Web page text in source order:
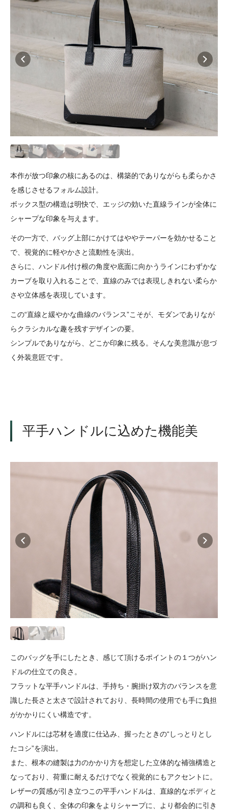
本作が放つ印象の核にあるのは、構築的でありながらも柔らかさ
を感じさせるフォルム設計。
ボックス型の構造は明快で、エッジの効いた直線ラインが全体に
シャープな印象を与えます。
その一方で、バッグ上部にかけてはややテーパーを効かせること
で、視覚的に軽やかさと流動性を演出。
さらに、ハンドル付け根の角度や底面に向かうラインにわずかな
カーブを取り入れることで、直線のみでは表現しきれない柔らか
さや立体感を表現しています。
この“直線と緩やかな曲線のバランス”こそが、モダンでありなが
らクラシカルな趣を残すデザインの要。
シンプルでありながら、どこか印象に残る。そんな美意識が息づ
く外装意匠です。
平手ハンドルに込めた機能美
このバッグを手にしたとき、感じて頂けるポイントの１つがハン
ドルの仕立ての良さ。
フラットな平手ハンドルは、手持ち・腕掛け双方のバランスを意
識した長さと太さで設計されており、長時間の使用でも手に負担
がかかりにくい構造です。
ハンドルには芯材を適度に仕込み、握ったときの“しっとりとし
たコシ”を演出。
また、根本の縫製は力のかかり方を想定した立体的な補強構造と
なっており、荷重に耐えるだけでなく視覚的にもアクセントに。
レザーの質感が引き立つこの平手ハンドルは、直線的なボディと
の調和も良く、全体の印象をよりシャープに、より都会的に引き